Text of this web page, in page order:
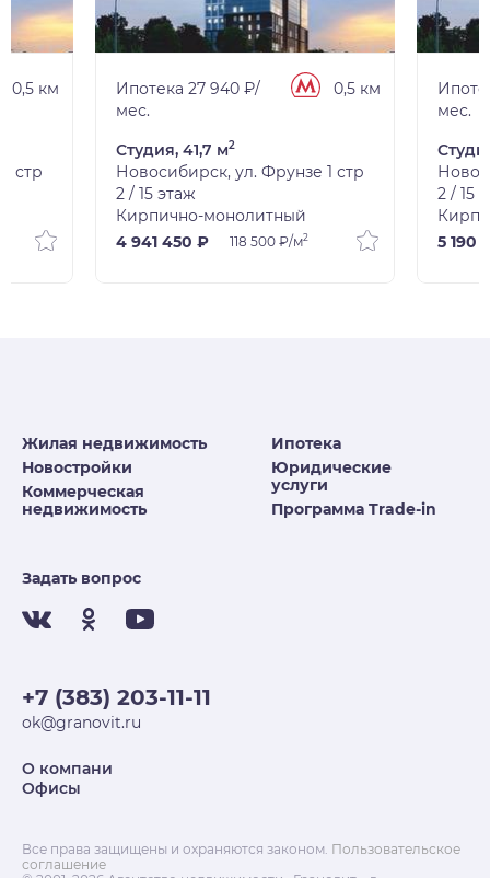
0,5 км
стр
Ипотека 27 940 ₽/
мес.
0,5 км
Студия, 41,7 м2
Новосибирск, ул. Фрунзе 1 стр
2 / 15 этаж
Кирпично-монолитный
4 941 450 ₽
118 500 ₽/м2
мес.
2 / 15
5 190
Жилая недвижимость
Новостройки
Коммерческая
недвижимость
Ипотека
Юридические
услуги
Программа Trade-in
Задать вопрос
+7 (383) 203-11-11
ok@granovit.ru
О компани
Офисы
Все права защищены и охраняются законом. Пользовательское
соглашение